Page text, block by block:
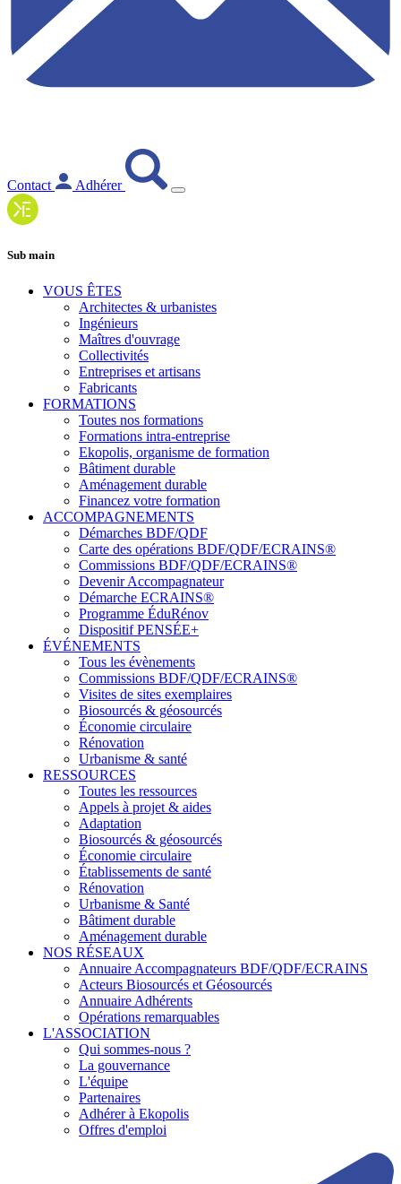
Contact Adhérer
Sub main
VOUS ÊTES
Architectes & urbanistes
Ingénieurs
Maîtres d'ouvrage
Collectivités
Entreprises et artisans
Fabricants
FORMATIONS
Toutes nos formations
Formations intra-entreprise
Ekopolis, organisme de formation
Bâtiment durable
Aménagement durable
Financez votre formation
ACCOMPAGNEMENTS
Démarches BDF/QDF
Carte des opérations BDF/QDF/ECRAINS®
Commissions BDF/QDF/ECRAINS®
Devenir Accompagnateur
Démarche ECRAINS®
Programme ÉduRénov
Dispositif PENSÉE+
ÉVÉNEMENTS
Tous les évènements
Commissions BDF/QDF/ECRAINS®
Visites de sites exemplaires
Biosourcés & géosourcés
Économie circulaire
Rénovation
Urbanisme & santé
RESSOURCES
Toutes les ressources
Appels à projet & aides
Adaptation
Biosourcés & géosourcés
Économie circulaire
Établissements de santé
Rénovation
Urbanisme & Santé
Bâtiment durable
Aménagement durable
NOS RÉSEAUX
Annuaire Accompagnateurs BDF/QDF/ECRAINS
Acteurs Biosourcés et Géosourcés
Annuaire Adhérents
Opérations remarquables
L'ASSOCIATION
Qui sommes-nous ?
La gouvernance
L'équipe
Partenaires
Adhérer à Ekopolis
Offres d'emploi